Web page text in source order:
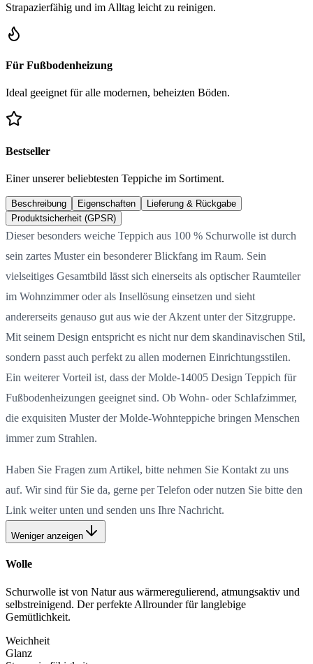
Strapazierfähig und im Alltag leicht zu reinigen.
Für Fußbodenheizung
Ideal geeignet für alle modernen, beheizten Böden.
Bestseller
Einer unserer beliebtesten Teppiche im Sortiment.
Beschreibung Eigenschaften
Lieferung & Rückgabe
Produktsicherheit (GPSR)
Dieser besonders weiche Teppich aus 100 % Schurwolle ist durch
sein zartes Muster ein besonderer Blickfang im Raum. Sein
vielseitiges Gesamtbild lässt sich einerseits als optischer Raumteiler
im Wohnzimmer oder als Insellösung einsetzen und sieht
andererseits genauso gut aus wie der Akzent unter der Sitzgruppe.
Mit seinem Design entspricht es nicht nur dem skandinavischen Stil,
sondern passt auch perfekt zu allen modernen Einrichtungsstilen.
Ein weiterer Vorteil ist, dass der Molde-14005 Design Teppich für
Fußbodenheizungen geeignet sind. Ob Wohn- oder Schlafzimmer,
die exquisiten Muster der Molde-Wohnteppiche bringen Menschen
immer zum Strahlen.
Haben Sie Fragen zum Artikel, bitte nehmen Sie Kontakt zu uns
auf. Wir sind für Sie da, gerne per Telefon oder nutzen Sie bitte den
Link weiter unten und senden uns Ihre Nachricht.
Weniger anzeigen
Wolle
Schurwolle ist von Natur aus wärmeregulierend, atmungsaktiv und
selbstreinigend. Der perfekte Allrounder für langlebige
Gemütlichkeit.
Weichheit
Glanz